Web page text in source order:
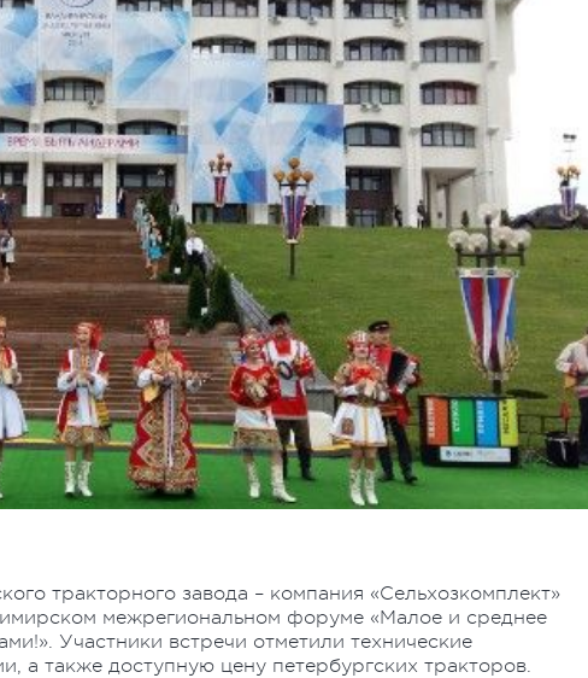
тракторного завода – компания «Сельхозкомплект»
межрегиональном форуме «Малое и среднее
Участники встречи отметили технические
а также доступную цену петербургских тракторов.